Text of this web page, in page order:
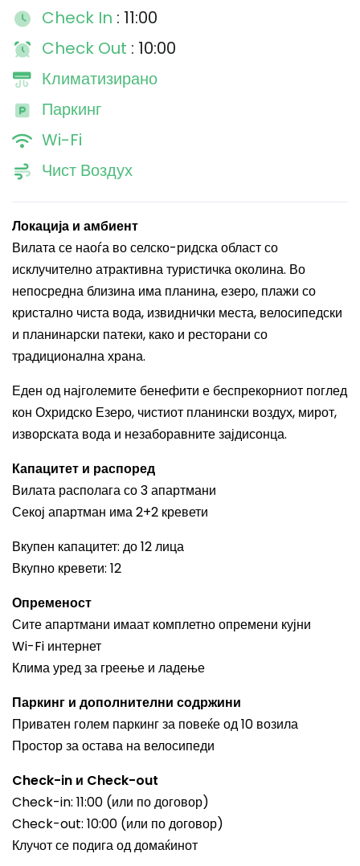
Check In : 11:00
Check Out : 10:00
Климатизирано
Паркинг
Wi-Fi
Чист Воздух
Локација и амбиент
Вилата се наоѓа во селско-ридска област со
исклучително атрактивна туристичка околина. Во
непосредна близина има планина, езеро, плажи со
кристално чиста вода, извиднички места, велосипедски
и планинарски патеки, како и ресторани со
традиционална храна.
Еден од најголемите бенефити е беспрекорниот поглед
кон Охридско Езеро, чистиот планински воздух, мирот,
изворската вода и незаборавните зајдисонца.
Капацитет и распоред
Вилата располага со 3 апартмани
Секој апартман има 2+2 кревети
Вкупен капацитет: до 12 лица
Вкупно кревети: 12
Опременост
Сите апартмани имаат комплетно опремени кујни
Wi-Fi интернет
Клима уред за греење и ладење
Паркинг и дополнителни содржини
Приватен голем паркинг за повеќе од 10 возила
Простор за остава на велосипеди
Check-in и Check-out
Check-in: 11:00 (или по договор)
Check-out: 10:00 (или по договор)
Клучот се подига од домаќинот